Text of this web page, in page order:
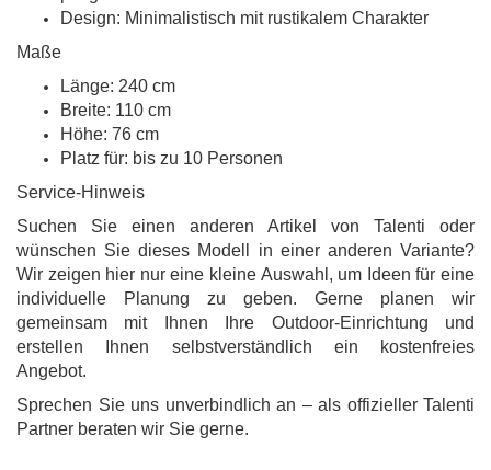
Design: Minimalistisch mit rustikalem Charakter
Maße
Länge: 240 cm
Breite: 110 cm
Höhe: 76 cm
Platz für: bis zu 10 Personen
Service-Hinweis
Suchen Sie einen anderen Artikel von Talenti oder
wünschen Sie dieses Modell in einer anderen Variante?
Wir zeigen hier nur eine kleine Auswahl, um Ideen für eine
individuelle Planung zu geben. Gerne planen wir
gemeinsam mit Ihnen Ihre Outdoor-Einrichtung und
erstellen Ihnen selbstverständlich ein kostenfreies
Angebot.
Sprechen Sie uns unverbindlich an – als offizieller Talenti
Partner beraten wir Sie gerne.